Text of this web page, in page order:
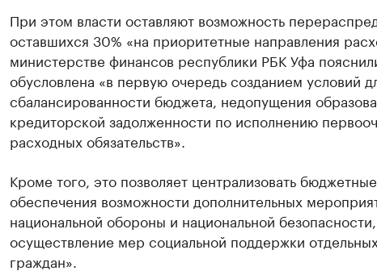
При этом власти оставляют возможность
оставшихся 30% «на приоритетные направления
министерстве финансов республики РБК Уфа
обусловлена «в первую очередь созданием условий
сбалансированности бюджета, недопущения
кредиторской задолженности по исполнению
расходных обязательств».
Кроме того, это позволяет централизовать
обеспечения возможности дополнительных
национальной обороны и национальной
осуществление мер социальной поддержки
граждан».